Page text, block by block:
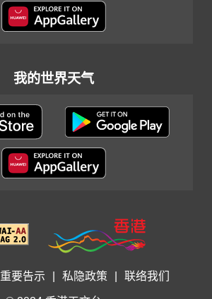
我的世界天气
重要告示 私隐政策 联络我们